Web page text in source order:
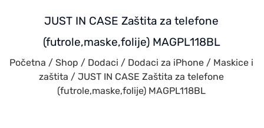
JUST IN CASE Zaštita za telefone
(futrole,maske,folije) MAGPL118BL
Početna / Shop / Dodaci / Dodaci za iPhone / Maskice i
zaštita / JUST IN CASE Zaštita za telefone
(futrole,maske,folije) MAGPL118BL